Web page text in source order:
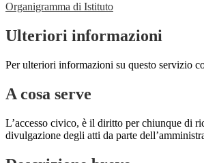
Organigramma di Istituto
Ulteriori informazioni
Per ulteriori informazioni su questo servizio
A cosa serve
L’accesso civico, è il diritto per chiunque di
divulgazione degli atti da parte